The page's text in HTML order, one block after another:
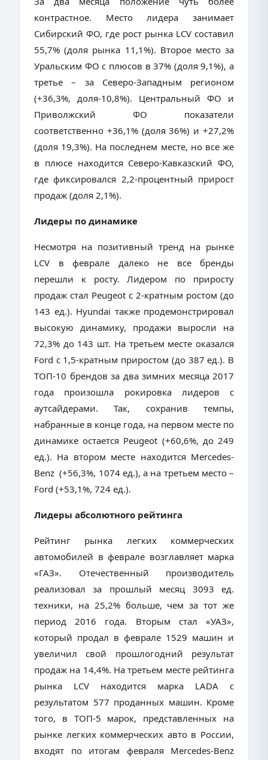
контрастное. Место лидера занимает
Сибирский ФО, где рост рынка LCV составил
55,7% (доля рынка 11,1%). Второе место за
Уральским ФО с плюсов в 37% (доля 9,1%), а
третье – за Северо-Западным регионом
(+36,3%, доля-10,8%). Центральный ФО и
Приволжский ФО показатели
соответственно +36,1% (доля 36%) и +27,2%
(доля 19,3%). На последнем месте, но все же
в плюсе находится Северо-Кавказский ФО,
где фиксировался 2,2-процентный прирост
продаж (доля 2,1%).
Лидеры по динамике
Несмотря на позитивный тренд на рынке
LCV в феврале далеко не все бренды
перешли к росту. Лидером по приросту
продаж стал Peugeot с 2-кратным ростом (до
143 ед.). Hyundai также продемонстрировал
высокую динамику, продажи выросли на
72,3% до 143 шт. На третьем месте оказался
Ford с 1,5-кратным приростом (до 387 ед.). В
ТОП-10 брендов за два зимних месяца 2017
года произошла рокировка лидеров с
аутсайдерами. Так, сохранив темпы,
набранные в конце года, на первом месте по
динамике остается Peugeot (+60,6%, до 249
ед.). На втором месте находится Mercedes-
Benz (+56,3%, 1074 ед.), а на третьем место –
Ford (+53,1%, 724 ед.).
Лидеры абсолютного рейтинга
Рейтинг рынка легких коммерческих
автомобилей в феврале возглавляет марка
«ГАЗ». Отечественный производитель
реализовал за прошлый месяц 3093 ед.
техники, на 25,2% больше, чем за тот же
период 2016 года. Вторым стал «УАЗ»,
который продал в феврале 1529 машин и
увеличил свой прошлогодний результат
продаж на 14,4%. На третьем месте рейтинга
рынка LCV находится марка LADA с
результатом 577 проданных машин. Кроме
того, в ТОП-5 марок, представленных на
рынке легких коммерческих авто в России,
входят по итогам февраля Mercedes-Benz